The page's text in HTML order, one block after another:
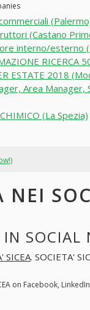
(Castano
interno/esterno
RICERCA
ESTATE 2018
Area Manager,
(La Spezia)
NEI
SOCIAL
SICEA. SOCIETA'
on Facebook,